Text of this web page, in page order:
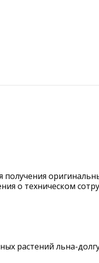
о техническом
растений льна-